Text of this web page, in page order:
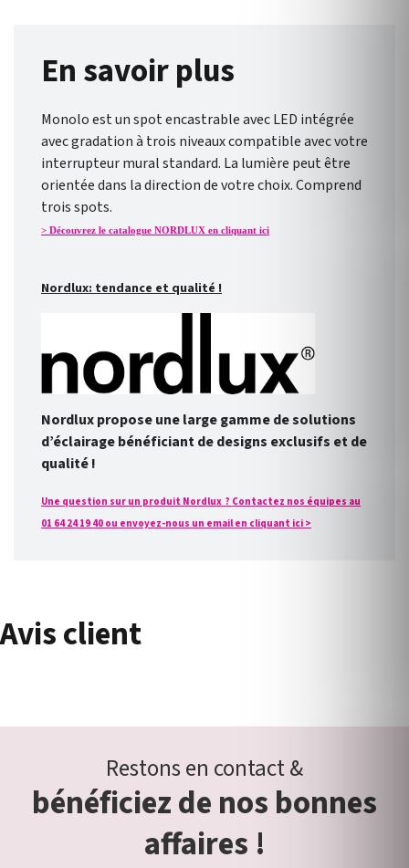
En savoir plus
Monolo est un spot encastrable avec LED intégrée
avec gradation à trois niveaux compatible avec votre
interrupteur mural standard. La lumière peut être
orientée dans la direction de votre choix. Comprend
trois spots.
> Découvrez le catalogue NORDLUX en cliquant ici
Nordlux: tendance et qualité !
Nordlux propose une large gamme de solutions
d’éclairage bénéficiant de designs exclusifs et de
qualité !
Une question sur un produit Nordlux ? Contactez nos équipes au
01 64 24 19 40 ou envoyez-nous un email en cliquant ici >
Avis client
Restons en contact &
bénéficiez de nos bonnes
affaires !